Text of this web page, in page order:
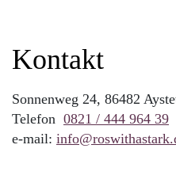
Kontakt
Sonnenweg 24, 86482
Telefon 0821 / 444 964 39
e-mail: